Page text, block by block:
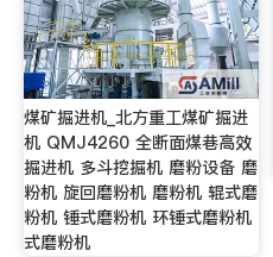
煤矿掘进机_北方重工煤矿掘进
机 QMJ4260 全断面煤巷高效
掘进机 多斗挖掘机 磨粉设备 磨
粉机 旋回磨粉机 磨粉机 辊式磨
粉机 锤式磨粉机 环锤式磨粉机
式磨粉机